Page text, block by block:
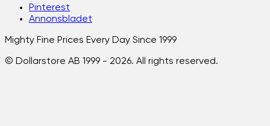
Pinterest
Annonsbladet
Mighty Fine Prices Every Day Since 1999
© Dollarstore AB 1999 - 2026. All rights reserved.